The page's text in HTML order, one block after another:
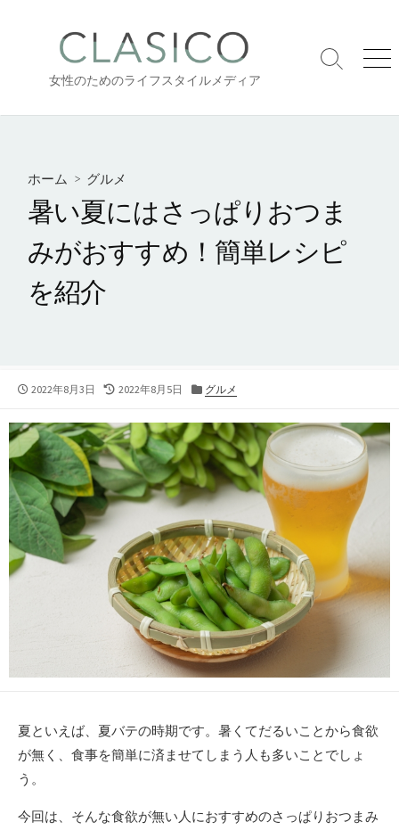
へ
女性のためのライフスタイルメディア
検
り
メ
ー
ホーム > グルメ
暑い夏にはさっぱりおつま
みがおすすめ！簡単レシピ
を紹介
公
日
2022年8月3日
最
更
新
日
2022年8月5日
カ
ゴ
リ
ー
グルメ
夏といえば、夏バテの時期です。暑くてだるいことから食欲
が無く、食事を簡単に済ませてしまう人も多いことでしょ
う。
今回は、そんな食欲が無い人におすすめのさっぱりおつまみ